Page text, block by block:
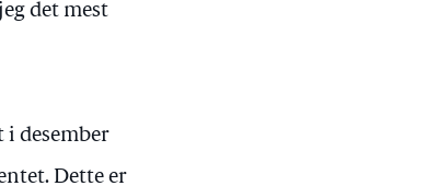
det mest
i desember
Dette er